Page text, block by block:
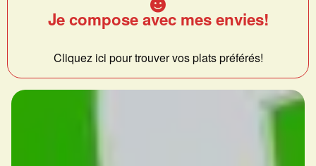
Je compose avec mes envies!
Cliquez ici pour trouver vos plats préférés!